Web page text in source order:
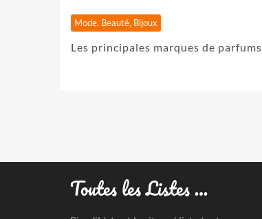
Mode, Beauté, Bijoux
Les principales marques de parfums
Toutes les Listes …